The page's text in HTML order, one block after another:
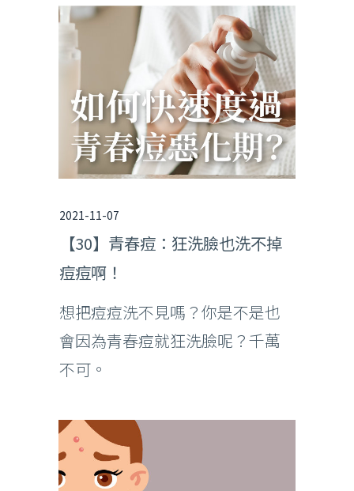
2021-11-07
【30】青春痘：狂洗臉也洗不掉
痘痘啊！
想把痘痘洗不見嗎？你是不是也
會因為青春痘就狂洗臉呢？千萬
不可。